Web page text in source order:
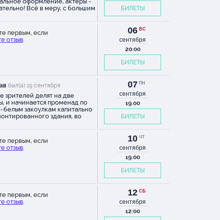
Во-
за все
не
бы не
Всё в меру, с большим
БИЛЕТЫ
первым, если
отзыв.
06 ВС
сентября
20:00
БИЛЕТЫ
был(а) 19 сентября
зрителей делят на две
и начинается променад по
белым закоулкам капитально
здания, во
играют по два раза, а четыре -
зале, объединив группы).
библейских заповедей
качества режиссурой. С
декорациями. С
актерами, из которых я
07 ПН
сентября
19:00
БИЛЕТЫ
первым, если
отзыв.
10 ЧТ
сентября
19:00
БИЛЕТЫ
первым, если
отзыв.
12 СБ
сентября
12:00